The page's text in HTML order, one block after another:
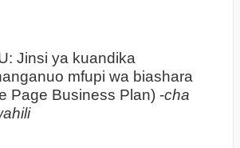
Jinsi ya kuandika
mfupi wa biashara
Page Business Plan) -cha